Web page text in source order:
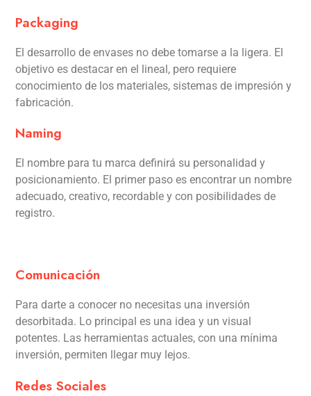
Packaging
El desarrollo de envases no debe tomarse a la ligera. El
objetivo es destacar en el lineal, pero requiere
conocimiento de los materiales, sistemas de impresión y
fabricación.
Naming
El nombre para tu marca definirá su personalidad y
posicionamiento. El primer paso es encontrar un nombre
adecuado, creativo, recordable y con posibilidades de
registro.
Comunicación
Para darte a conocer no necesitas una inversión
desorbitada. Lo principal es una idea y un visual
potentes. Las herramientas actuales, con una mínima
inversión, permiten llegar muy lejos.
Redes Sociales